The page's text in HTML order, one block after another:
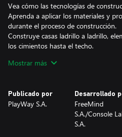
Vea cómo las tecnologías de
Aprenda a aplicar los materiales y
durante el proceso de construcción.
Construye casas ladrillo a ladrillo,
los cimientos hasta el techo.
construcción, sus características y
tecnológicos.
Utilice varias herramientas
requisitos. Mejore sus habilidades,
Mostrar más
Publicado por
PlayWay S.A.
Desarrollado
FreeMind
S.A./Console
S.A.